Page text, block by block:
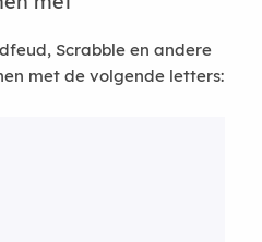
Scrabble en andere
met de volgende letters: